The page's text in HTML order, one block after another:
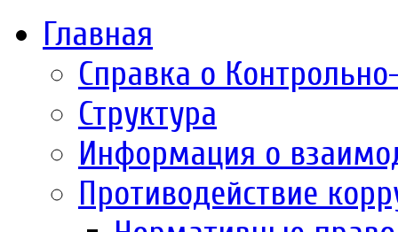
Главная
Справка о
Структура
Информация о
Противодействие